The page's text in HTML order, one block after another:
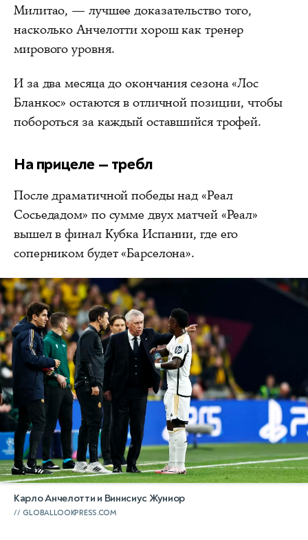
Милитао, — лучшее доказательство того,
насколько Анчелотти хорош как тренер
мирового уровня.
И за два месяца до окончания сезона «Лос
Бланкос» остаются в отличной позиции, чтобы
побороться за каждый оставшийся трофей.
На прицеле — требл
После драматичной победы над «Реал
Сосьедадом» по сумме двух матчей «Реал»
вышел в финал Кубка Испании, где его
соперником будет «Барселона».
Карло Анчелотти и Винисиус Жуниор
GLOBALLOOKPRESS.COM